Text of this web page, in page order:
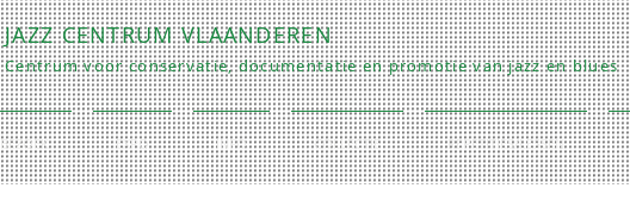
JAZZ CENTRUM VLAANDEREN
Centrum voor conservatie, documentatie en promotie van jazz en blues
BEZOEK EXPO INFO COLLECTIE REPETITIES/LESSEN